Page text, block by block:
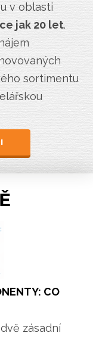
v oblasti
jak 20 let.
sortimentu
CO
zásadní